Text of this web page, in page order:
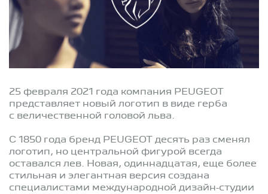
25 февраля 2021 года компания PEUGEOT
представляет новый логотип в виде герба
с величественной головой льва.
С 1850 года бренд PEUGEOT десять раз сменял
логотип, но центральной фигурой всегда
оставался лев. Новая, одиннадцатая, еще более
стильная и элегантная версия создана
специалистами международной дизайн-студии